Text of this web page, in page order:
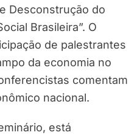
Desconstrução do
Brasileira”. O
de palestrantes
da economia no
comentam
nacional.
está